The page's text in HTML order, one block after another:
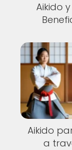
Aikido
Aikido
a